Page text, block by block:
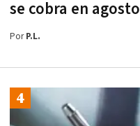
se cobra en agosto
PorP.L.